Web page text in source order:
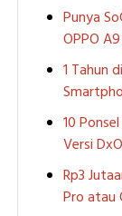
Punya
OPPO
1 Tahun
10
Versi
Rp3
Pro atau